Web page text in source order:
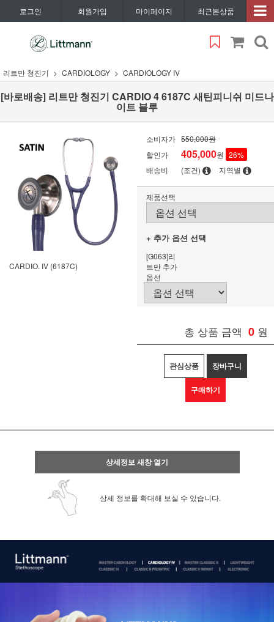
로그인 회원가입 마이페이지 최근본상품
리트만 청진기 CARDIOLOGY CARDIOLOGY IV
[바로배송] 리트만 청진기 CARDIO 4 6187C 새틴피니쉬 미드나
이트 블루
CARDIO. IV (6187C)
소비자가 550,000원
할인가
405,000원 26%
배송비
(조건) 지역별
제품선택
+ 추가 옵션 선택
[G063]리
트만 추가
옵션
총 상품 금액 0 원
관심상품 장바구니
구매하기
상세정보 새창 열기
상세 정보를 확대해 보실 수 있습니다.